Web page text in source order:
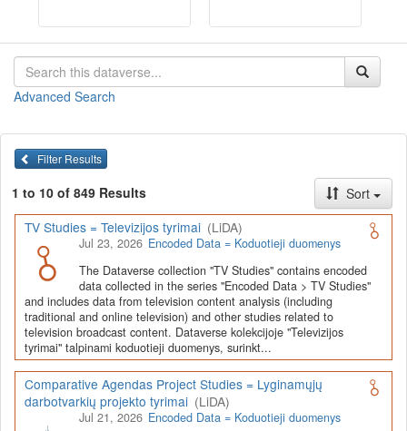
Depositors interested in deposit of their data into the LiDA
Lietuvos humanitarinių ir socialinių mokslų duomenų
infrastruktūra, suteikianti prieigą prie daugiau nei 600 duomenų ir
tyrimų išteklių. Visi duomenų ir tyrimų ištekliai yra dokumentuoti
lietuvių ir anglų kalbomis pagal tarptautinius standartus. LiDA
įsikūręsKauno technologijos universiteto Duomenų analizės
ir archyvavimo (DAtA) centre( data.ktu.edu
Prieigai prie išteklių naudojama ši
visi ištekliai prieinami, nes 2020-2029 m. vykdomas perkėlimo iš
senosios infrastruktūros projektas). LiDA kuruoja įvairių tipų
išteklius ir jie publikuojami atskiruose kataloguose pagal tipą:
Apklausų duomenys ,Interviu duomenys,Agreguotieji duomenys
(įskaitant Istorinę statistiką),Tekstiniai duomenys
duomenys(įskaitant Žiniasklaidos tyrimus). Taip pat LiDA
talpinami didelių nacionalinių projektų duomenys (Didelių projektų
duomenys) ir Lietuvos aukštojo mokslo ir studijų bei Lietuvos
valstybės institucijų deponuoti socialinių ir humanitarinių mokslų
Advanced Search
Filter Results
1 to 10 of 849 Results
Sort
TV Studies = Televizijos tyrimai (LiDA)
Jul 23, 2026 Encoded Data = Koduotieji duomenys
The Dataverse collection "TV Studies" contains encoded
data collected in the series "Encoded Data > TV Studies"
and includes data from television content analysis (including
traditional and online television) and other studies related to
television broadcast content. Dataverse kolekcijoje "Televizijos
tyrimai" talpinami koduotieji duomenys, surinkt...
Comparative Agendas Project Studies = Lyginamųjų
darbotvarkių projekto tyrimai (LiDA)
Jul 21, 2026 Encoded Data = Koduotieji duomenys